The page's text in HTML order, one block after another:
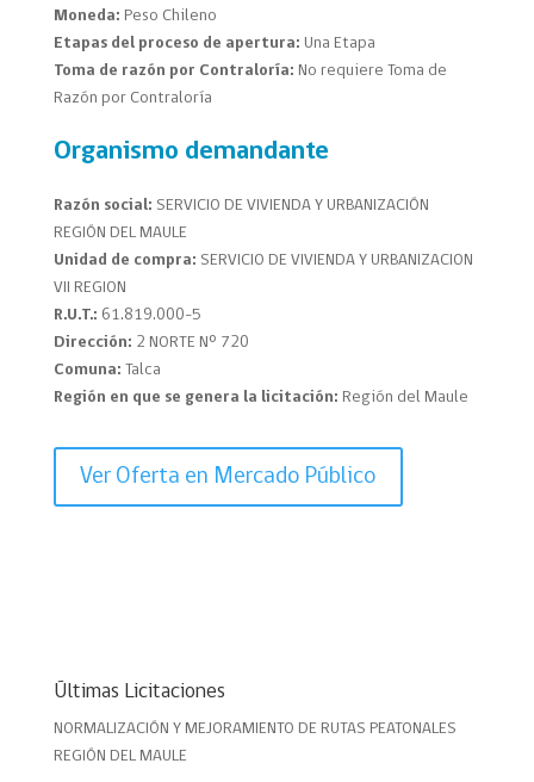
Moneda: Peso Chileno
Etapas del proceso de apertura: Una Etapa
Toma de razón por Contraloría: No requiere Toma de
Razón por Contraloría
Organismo demandante
Razón social: SERVICIO DE VIVIENDA Y URBANIZACIÓN
REGIÓN DEL MAULE
Unidad de compra: SERVICIO DE VIVIENDA Y URBANIZACION
VII REGION
R.U.T.: 61.819.000-5
Dirección: 2 NORTE Nº 720
Comuna: Talca
Región en que se genera la licitación: Región del Maule
Ver Oferta en Mercado Público
Últimas Licitaciones
NORMALIZACIÓN Y MEJORAMIENTO DE RUTAS PEATONALES
REGIÓN DEL MAULE